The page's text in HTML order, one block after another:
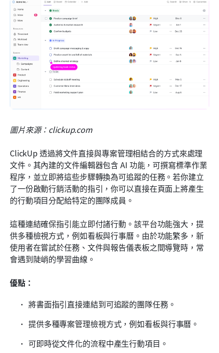
圖片來源：clickup.com
ClickUp 透過將文件直接與專案管理相結合的方式來處理
文件。其內建的文件編輯器包含 AI 功能，可撰寫標準作業
程序，並立即將這些步驟轉換為可追蹤的任務。若你建立
了一份啟動行銷活動的指引，你可以直接在頁面上將產生
的行動項目分配給特定的團隊成員。
這種連結確保指引能立即付諸行動。該平台功能強大，提
供多種檢視方式，例如看板與行事曆。由於功能繁多，新
使用者在嘗試於任務、文件與報告儀表板之間導覽時，常
會遇到陡峭的學習曲線。
優點：
將書面指引直接連結到可追蹤的團隊任務。
提供多種專案管理檢視方式，例如看板與行事曆。
可即時從文件化的流程中產生行動項目。